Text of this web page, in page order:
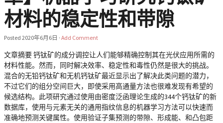
材料的稳定性和带隙
Posted 2020年6月6日 · Add Comment
文章摘要 钙钛矿的成分调控让人们能够精确控制其在光伏应用所需的
材料性能。然而，同时解决效率、稳定性和毒性仍然是很大的挑战。
混合的无铅钙钛矿和无机钙钛矿最近显示出了解决此类问题的潜力，
不过它们的组分空间巨大，即使采用高通量方法也很难发现有希望的
候选结构。此项研究通过使用由密度泛函理论生成的344个钙钛矿的新
数据库，使用与元素无关的通用指纹信息的机器学习方法可以快速而
准确地预测关键属性。使用验证子集预测的带隙、形成能、和凸包距